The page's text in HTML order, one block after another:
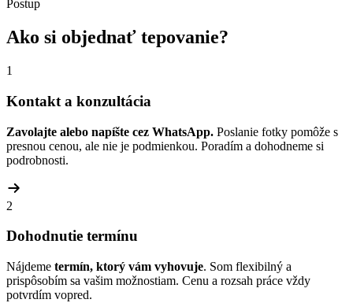
Postup
Ako si objednať tepovanie?
1
Kontakt a konzultácia
Zavolajte alebo napíšte cez WhatsApp. Poslanie fotky pomôže s
presnou cenou, ale nie je podmienkou. Poradím a dohodneme si
podrobnosti.
2
Dohodnutie termínu
Nájdeme termín, ktorý vám vyhovuje. Som flexibilný a
prispôsobím sa vašim možnostiam. Cenu a rozsah práce vždy
potvrdím vopred.